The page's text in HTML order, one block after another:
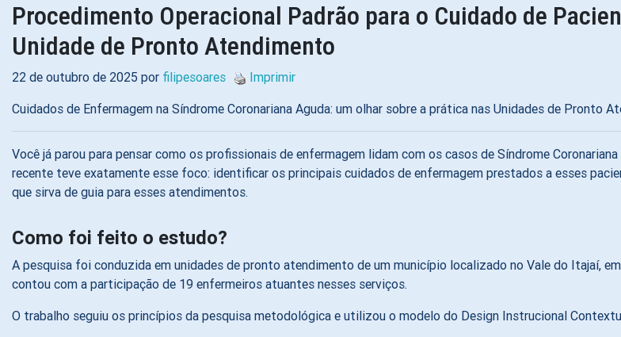
Procedimento Operacional Padrão para o Cuidado de
Unidade de Pronto Atendimento
22 de outubro de 2025 por filipesoares
Imprimir
Cuidados de Enfermagem na Síndrome Coronariana Aguda: um olhar sobre a prática nas Unidades de Pronto
Você já parou para pensar como os profissionais de enfermagem lidam com os casos de Síndrome Coronariana
recente teve exatamente esse foco: identificar os principais cuidados de enfermagem prestados a esses
que sirva de guia para esses atendimentos.
Como foi feito o estudo?
A pesquisa foi conduzida em unidades de pronto atendimento de um município localizado no Vale do Itajaí,
contou com a participação de 19 enfermeiros atuantes nesses serviços.
O trabalho seguiu os princípios da pesquisa metodológica e utilizou o modelo do Design Instrucional